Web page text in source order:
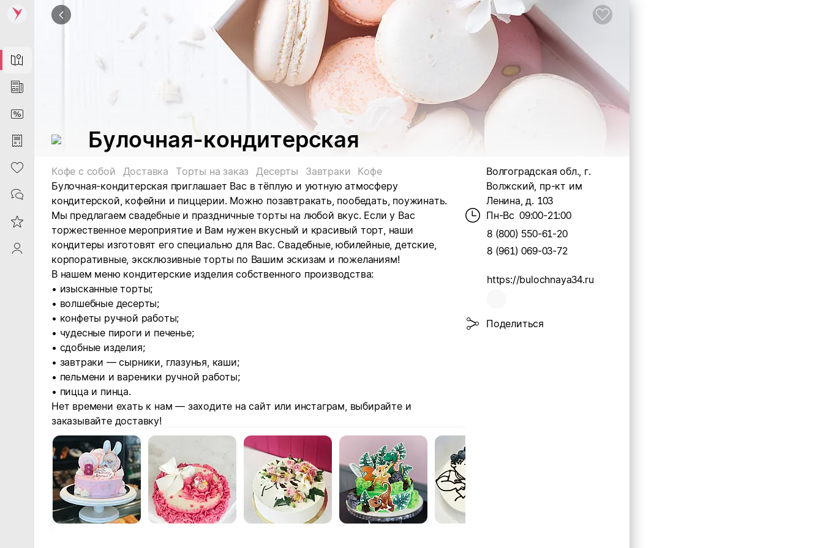
Map
News
DiscountCard
Purchases
Heart
Contacts
Reviews
ProfileSaby
Булочная-кондитерская
Кофе с собой Доставка Торты на заказ Десерты Завтраки
Кофе
Булочная-кондитерская приглашает Вас в тёплую и уютную атмосферу
кондитерской, кофейни и пиццерии. Можно позавтракать, пообедать, поужинать.
Мы предлагаем свадебные и праздничные торты на любой вкус. Если у Вас
торжественное мероприятие и Вам нужен вкусный и красивый торт, наши
кондитеры изготовят его специально для Вас. Свадебные, юбилейные, детские,
корпоративные, эксклюзивные торты по Вашим эскизам и пожеланиям!
В нашем меню кондитерские изделия собственного производства:
• изысканные торты;
• волшебные десерты;
• конфеты ручной работы;
• чудесные пироги и печенье;
• сдобные изделия;
• завтраки — сырники, глазунья, каши;
• пельмени и вареники ручной работы;
• пицца и пинца.
Нет времени ехать к нам — заходите на сайт или инстаграм, выбирайте и
заказывайте доставку!
Волгоградская обл., г.
Волжский, пр-кт им
Ленина, д. 103
Пн-Вс 09:00-21:00
8 (800) 550-61-20
8 (961) 069-03-72
https://bulochnaya34.ru
Поделиться